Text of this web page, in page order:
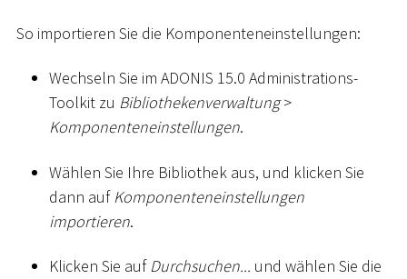
So importieren Sie die Komponenteneinstellungen:
Wechseln Sie im ADONIS 15.0 Administrations-
Toolkit zu Bibliothekenverwaltung >
Komponenteneinstellungen.
Wählen Sie Ihre Bibliothek aus, und klicken Sie
dann aufKomponenteneinstellungen
importieren.
Klicken Sie aufDurchsuchen... und wählen Sie die